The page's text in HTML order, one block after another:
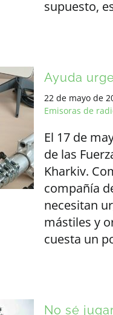
supuesto,
Ayuda
22 de mayo de
Emisoras de
El 17 de
de las
Kharkiv.
compañía
necesitan
mástiles y
cuesta un
No sé